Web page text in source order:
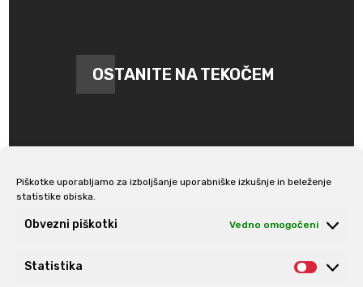
Piškotke uporabljamo za izboljšanje uporabniške izkušnje in beleženje
statistike obiska.
Obvezni piškotki Vedno omogočeni
Statistika
OSTANITE NA TEKOČEM